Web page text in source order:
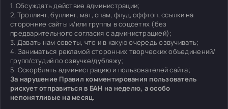
1. Обсуждать действие администрации;
2. Троллинг, буллинг, мат, спам, флуд, оффтоп, ссылки на
сторонние сайты и/или группы в соцсетях (без
предварительного согласия с администрацией);
3. Давать нам советы, что и в какую очередь озвучивать;
4. Заниматься рекламой сторонних творческих объединений/
групп/студий по озвучке/дубляжу;
5. Оскорблять администрацию и пользователей сайта;
За нарушение Правил комментирования пользователь
рискует отправиться в БАН на неделю, а особо
непонятливые на месяц.